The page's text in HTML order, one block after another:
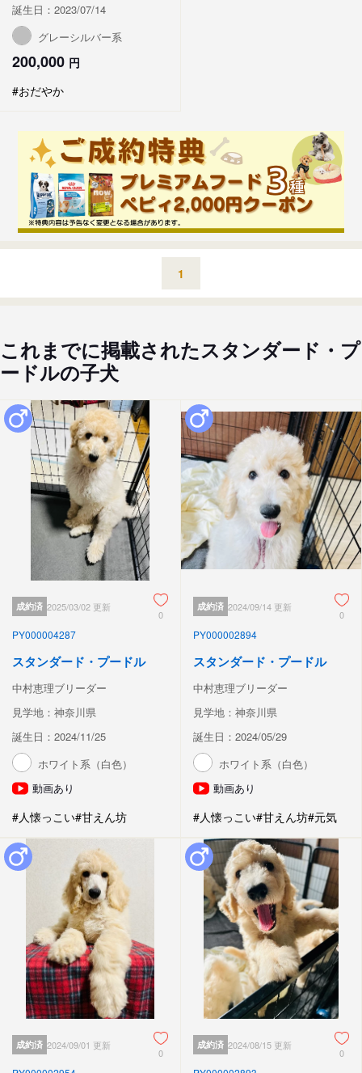
誕生日：2023/07/14
グレーシルバー系
200,000 円
#おだやか
1
これまでに掲載されたスタンダード・プ
ードルの子犬
成約済 2025/03/02 更新
0
PY000004287
スタンダード・プードル
中村恵理ブリーダー
見学地：神奈川県
誕生日：2024/11/25
ホワイト系（白色）
動画あり
#人懐っこい#甘えん坊
成約済 2024/09/14 更新
0
PY000002894
スタンダード・プードル
中村恵理ブリーダー
見学地：神奈川県
誕生日：2024/05/29
ホワイト系（白色）
動画あり
#人懐っこい#甘えん坊#元気
成約済 2024/09/01 更新
0
成約済 2024/08/15 更新
0